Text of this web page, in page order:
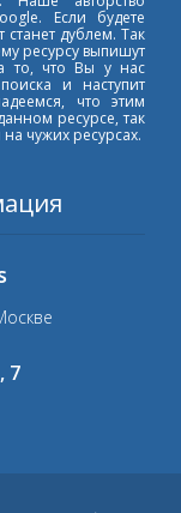
Если будете
станет дублем. Так
ресурсу выпишут
то, что Вы у нас
и наступит
что этим
ресурсе, так
чужих ресурсах.
7